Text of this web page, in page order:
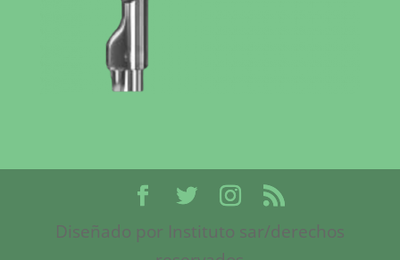
Diseñado por Instituto sar/derechos